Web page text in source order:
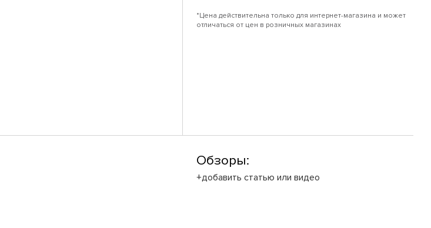
*Цена действительна только для интернет-магазина и может
отличаться от цен в розничных магазинах
Обзоры:
+добавить статью или видео